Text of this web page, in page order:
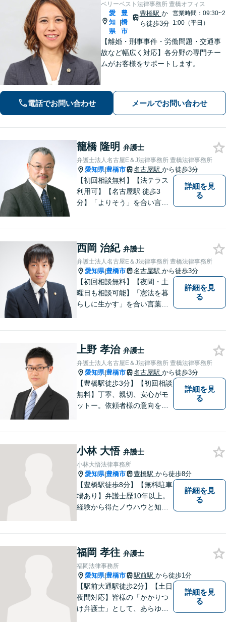
ベリーベスト法律事務所 豊橋オフィス
愛
知
県
|
豊
橋
市
豊橋駅 か
ら徒歩3分
営業時間：09:30~2
1:00（平日）
【離婚・刑事事件・労働問題・交通事
故など幅広く対応】各分野の専門チー
ムがお客様をサポートします。
電話でお問い合わせ メールでお問い合わせ
籠橋 隆明 弁護士
弁護士法人名古屋E＆J法律事務所 豊橋法律事務所
愛知県|豊橋市 名古屋駅 から徒歩3分
【初回相談無料】【法テラス
利用可】【名古屋駅 徒歩3
分】「よりそう」を合い言葉
応対をさせていただきます。
お気軽にご相談ください。
詳細を見
る
西岡 治紀 弁護士
弁護士法人名古屋E＆J法律事務所 豊橋法律事務所
愛知県|豊橋市 名古屋駅 から徒歩3分
【初回相談無料】【夜間・土
曜日も相談可能】「憲法を暮
らしに生かす」を合い言葉
がら、尽力させていただきま
すので、お気軽にお問い合わ
せ下さい。
詳細を見
る
上野 孝治 弁護士
弁護士法人名古屋E＆J法律事務所 豊橋法律事務所
愛知県|豊橋市 名古屋駅 から徒歩3分
【豊橋駅徒歩3分】【初回相談
無料】丁寧、親切、安心がモ
ットー。依頼者様の意向を深
を明るい未来へと導きます。
まずは無料相談をご利用くだ
さい。
詳細を見
る
小林 大悟 弁護士
小林大悟法律事務所
愛知県|豊橋市 豊橋駅 から徒歩8分
【豊橋駅徒歩8分】【無料駐車
場あり】弁護士歴10年以上。
経験から得たノウハウと知見
可能】親しみやすく、信頼い
ただける人間性を大切にして
います。お気軽にご相談くだ
さい。
詳細を見
る
福岡 孝往 弁護士
福岡法律事務所
愛知県|豊橋市 駅前駅 から徒歩1分
【駅前大通駅徒歩2分】【土日
夜間対応】皆様の「かかりつ
け弁護士」として、あらゆる
詳細を見
る